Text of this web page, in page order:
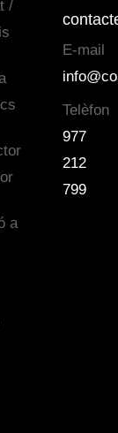
/
a
E-mail
Telèfon
977
212
799